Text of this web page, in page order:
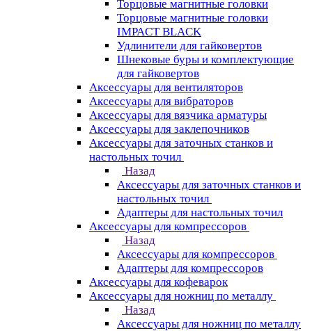
Торцовые магнитные головки
Торцовые магнитные головки
IMPACT BLACK
Удлинители для гайковертов
Шнековые буры и комплектующие
для гайковертов
Аксессуары для вентиляторов
Аксессуары для вибраторов
Аксессуары для вязчика арматуры
Аксессуары для заклепочников
Аксессуары для заточных станков и
настольных точил
Назад
Аксессуары для заточных станков и
настольных точил
Адаптеры для настольных точил
Аксессуары для компрессоров
Назад
Аксессуары для компрессоров
Адаптеры для компрессоров
Аксессуары для кофеварок
Аксессуары для ножниц по металлу
Назад
Аксессуары для ножниц по металлу